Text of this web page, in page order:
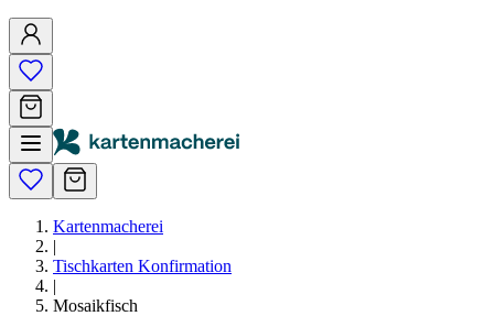
Kartenmacherei
|
Tischkarten Konfirmation
|
Mosaikfisch